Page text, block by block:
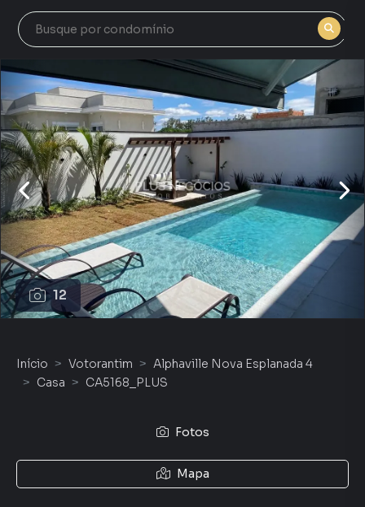
12
Início Votorantim
Alphaville Nova Esplanada 4
Casa
CA5168_PLUS
Fotos
Mapa